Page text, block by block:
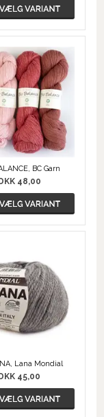
BC Garn
DKK 48,00
Lana Mondial
DKK 45,00